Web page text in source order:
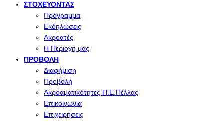
ΣΤΟΧΕΎΟΝΤΑΣ
Πρόγραμμα
Εκδηλώσεις
Ακροατές
Η Περιοχη μας
ΠΡΟΒΟΛΉ
Διαφήμιση
Προβολή
Ακροαματικότητες Π.Ε.Πέλλας
Επικοινωνία
Επιχειρήσεις